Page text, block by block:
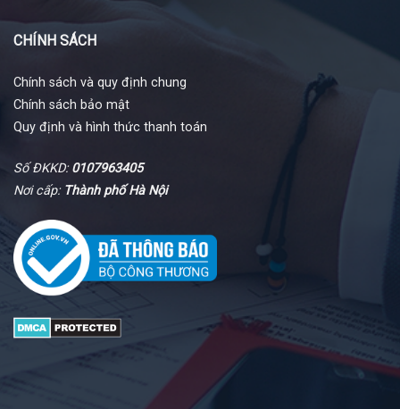
CHÍNH SÁCH
Chính sách và quy định chung
Chính sách bảo mật
Quy định và hình thức thanh toán
Số ĐKKD:0107963405
Nơi cấp: Thành phố Hà Nội